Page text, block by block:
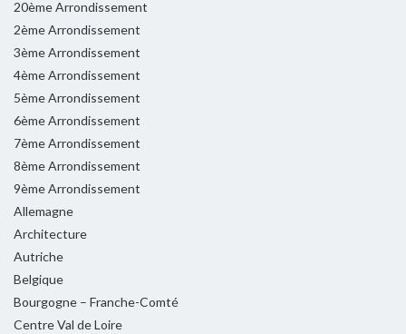
20ème Arrondissement
2ème Arrondissement
3ème Arrondissement
4ème Arrondissement
5ème Arrondissement
6ème Arrondissement
7ème Arrondissement
8ème Arrondissement
9ème Arrondissement
Allemagne
Architecture
Autriche
Belgique
Bourgogne – Franche-Comté
Centre Val de Loire